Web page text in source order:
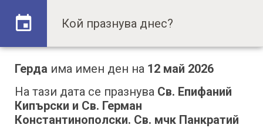
Герда има имен ден на 12 май 2026
На тази дата се празнува Св. Епифаний
Кипърски и Св. Герман
Константинополски. Св. мчк Панкратий